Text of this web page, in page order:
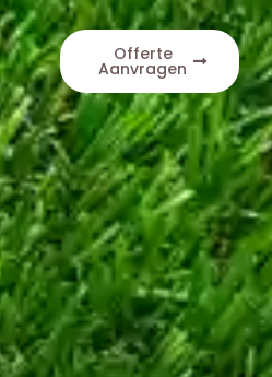
Offerte
Aanvragen